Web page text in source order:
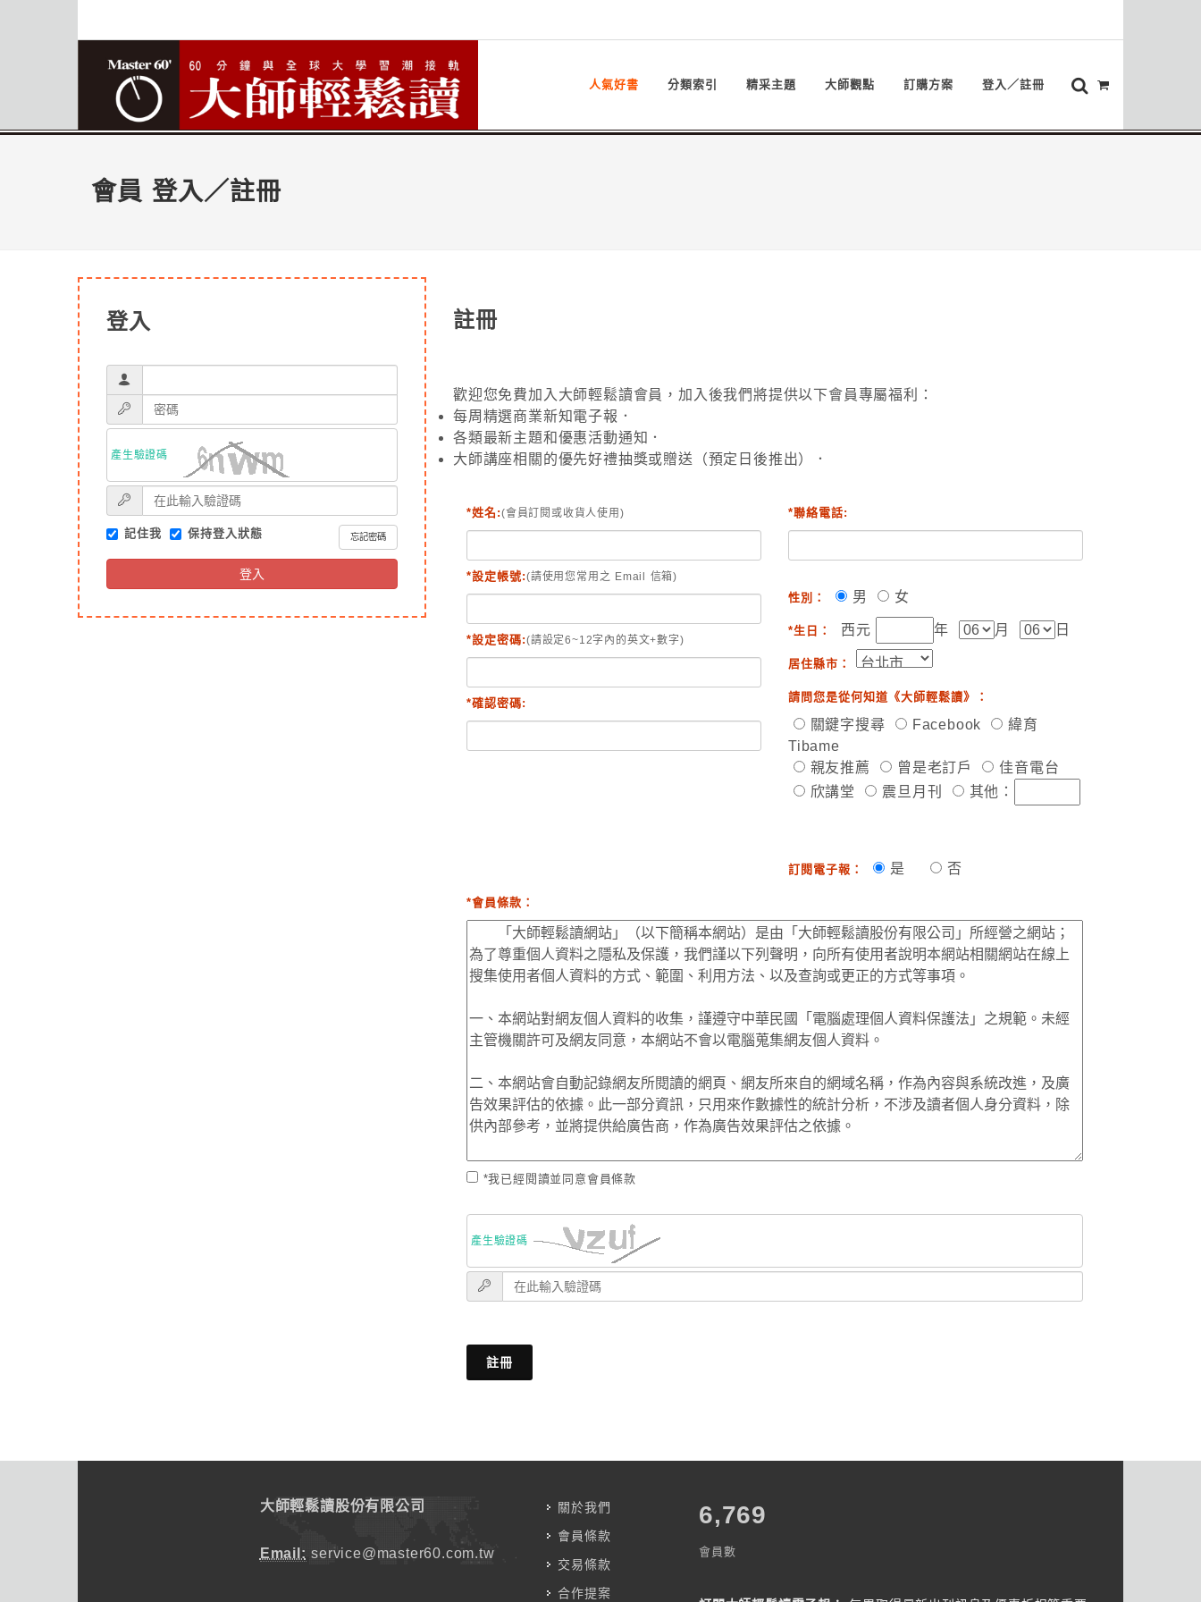
人氣好書 分類索引 精采主題 大師觀點 訂購方案 登入／註冊
會員 登入／註冊
登入
產生驗證碼
記住我 保持登入狀態 忘記密碼
登入
註冊
歡迎您免費加入大師輕鬆讀會員，加入後我們將提供以下會員專屬福利：
每周精選商業新知電子報．
各類最新主題和優惠活動通知．
大師講座相關的優先好禮抽獎或贈送（預定日後推出）．
*姓名:(會員訂閱或收貨人使用)
*設定帳號:(請使用您常用之 Email 信箱)
*設定密碼:(請設定6~12字內的英文+數字)
*確認密碼:
*聯絡電話:
性別： 男 女
*生日： 西元 年 月 日
居住縣市：
請問您是從何知道《大師輕鬆讀》：
關鍵字搜尋 Facebook
緯育
Tibame
親友推薦
曾是老訂戶
佳音電台
欣講堂
震旦月刊 其他：
訂閱電子報： 是 否
*會員條款：
*我已經閱讀並同意會員條款
產生驗證碼
註冊
大師輕鬆讀股份有限公司
Email: service@master60.com.tw
關於我們
會員條款
交易條款
合作提案
7,787
會員數